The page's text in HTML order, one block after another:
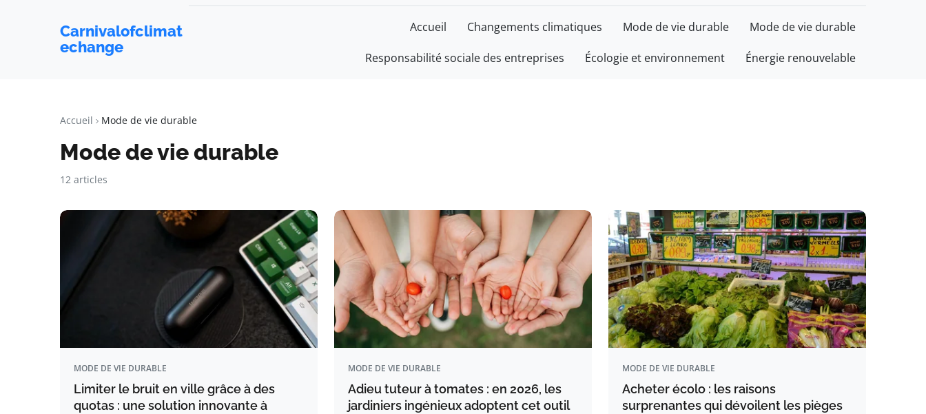
Carnivalofclimat
echange
Accueil Changements climatiques Mode de vie durable Mode de vie durable
Responsabilité sociale des entreprises Écologie et environnement Énergie renouvelable
Accueil Mode de vie durable
Mode de vie durable
12 articles
MODE DE VIE DURABLE
Limiter le bruit en ville grâce à des
quotas : une solution innovante à
MODE DE VIE DURABLE
Adieu tuteur à tomates : en 2026, les
jardiniers ingénieux adoptent cet outil
MODE DE VIE DURABLE
Acheter écolo : les raisons
surprenantes qui dévoilent les pièges